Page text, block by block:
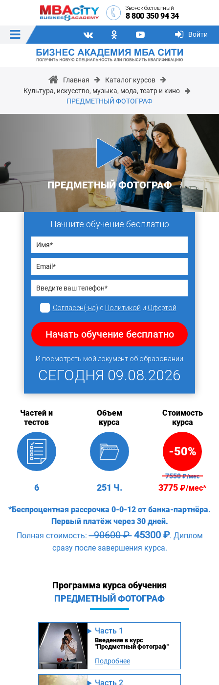
Звонок бесплатный
8 800 350 94 34
Войти
Главная
Каталог курсов
Культура, искусство, музыка, мода, театр и кино
ПРЕДМЕТНЫЙ ФОТОГРАФ
ПРЕДМЕТНЫЙ ФОТОГРАФ
Начните обучение бесплатно
Согласен(-на) с Политикой и Офертой
Начать обучение бесплатно
И посмотреть мой документ об образовании
СЕГОДНЯ 09.08.2026
Частей и
тестов
6
Объем
курса
251 Ч.
Стоимость
курса
-50%
7550₽/мес
3775₽/мес*
*Беспроцентная рассрочка 0-0-12 от банка-партнёра.
Первый платёж через 30 дней.
Полная стоимость:90600 ₽45300 ₽. Диплом
сразу после завершения курса.
Программа курса обучения
ПРЕДМЕТНЫЙ ФОТОГРАФ
Часть 1
Введение в курс
"Предметный фотограф"
Подробнее
Часть 2